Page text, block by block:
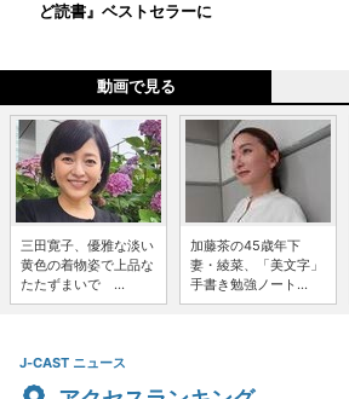
ど読書』ベストセラーに
動画で見る
三田寛子、優雅な淡い
黄色の着物姿で上品な
たたずまいで ...
加藤茶の45歳年下
妻・綾菜、「美文字」
手書き勉強ノート...
J-CAST ニュース